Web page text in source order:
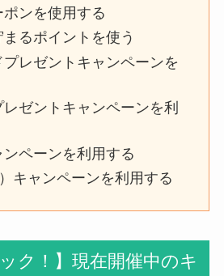
ンを使用する
るポイントを使う
レゼントキャンペーンを
ゼントキャンペーンを利
ンペーンを利用する
キャンペーンを利用する
ク！】現在開催中のキ